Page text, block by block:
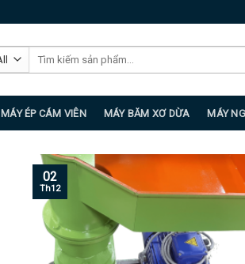
Tìm
MÁY ÉP CÁM VIÊN MÁY BĂM XƠ DỪA MÁY
02
Th12